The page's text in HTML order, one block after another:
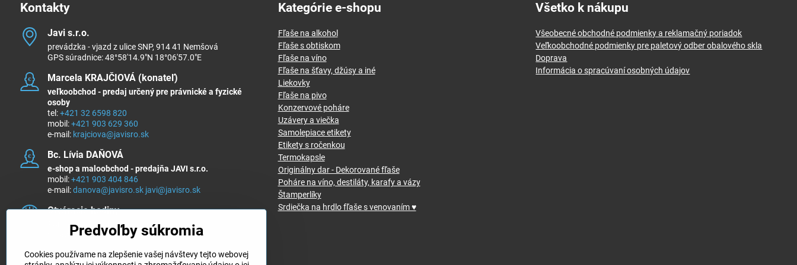
Kontakty
Javi s​.r​.o​.
prevádzka - vjazd z ulice SNP, 914 41 Nemšová
GPS súradnice: 48°58'14.9"N 18°06'57.0"E
Marcela KRAJČIOVÁ (konateľ)
veľkoobchod - predaj určený pre právnické a fyzické
osoby
tel:+421 32 6598 820
mobil:+421 903 629 360
e-mail: krajciova@javisro.sk
Bc​. Lívia DAŇOVÁ
e-shop a maloobchod - predajňa JAVI s.r.o.
mobil:+421 903 404 846
e-mail:danova@javisro.skjavi@javisro.sk
Otváracie hodiny
Pondelok - Piatok 8:00 - 12:00 a 13:00 - 15:00
Sobota a nedeľa ZATVORENÉ
Sledujte nás na ...
Kategórie e-shopu
Fľaše na alkohol
Fľaše s obtiskom
Fľaše na víno
Fľaše na šťavy, džúsy a iné
Liekovky
Fľaše na pivo
Konzervové poháre
Uzávery a viečka
Samolepiace etikety
Etikety s ročenkou
Termokapsle
Originálny dar - Dekorované fľaše
Poháre na víno, destiláty, karafy a vázy
Štamperlíky
Srdiečka na hrdlo fľaše s venovaním ♥
Všetko k nákupu
Všeobecné obchodné podmienky a reklamačný poriadok
Veľkoobchodné podmienky pre paletový odber obalového skla
Doprava
Informácia o spracúvaní osobných údajov
Predvoľby súkromia
Cookies používame na zlepšenie vašej návštevy tejto webovej